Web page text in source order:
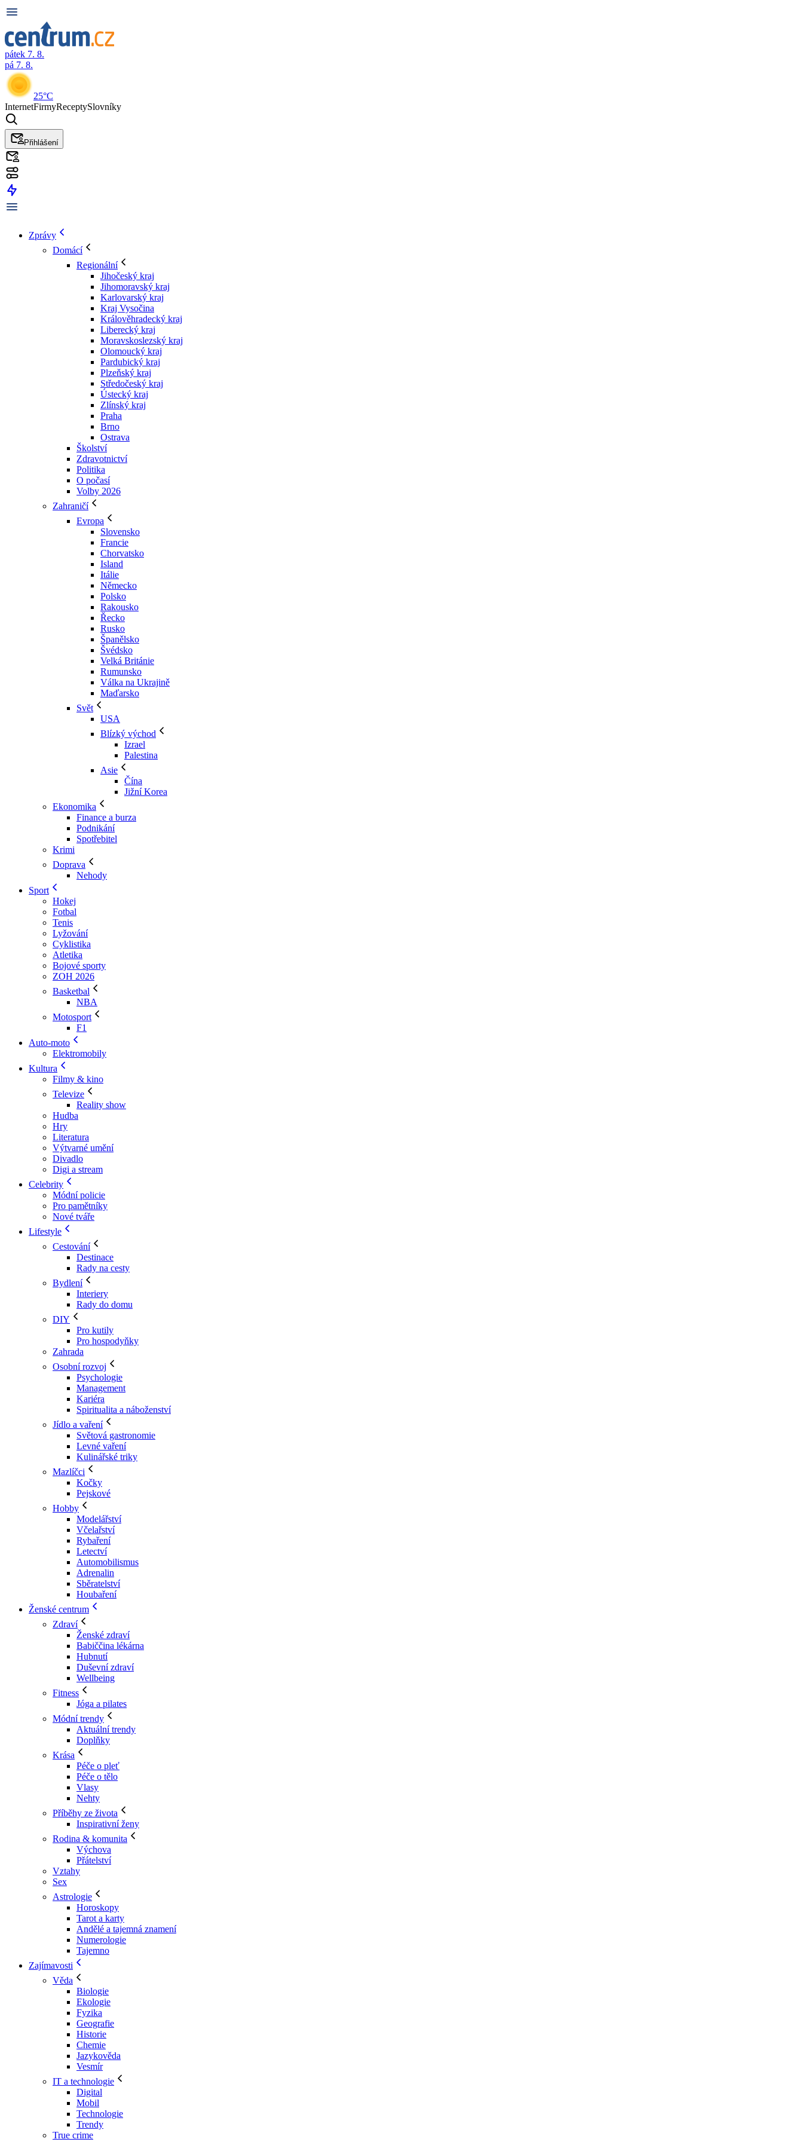
pátek 7. 8.
pá 7. 8.
25°C
InternetFirmyReceptySlovníky
Přihlášení
Zprávy
Domácí
Regionální
Jihočeský kraj
Jihomoravský kraj
Karlovarský kraj
Kraj Vysočina
Králověhradecký kraj
Liberecký kraj
Moravskoslezský kraj
Olomoucký kraj
Pardubický kraj
Plzeňský kraj
Středočeský kraj
Ústecký kraj
Zlínský kraj
Praha
Brno
Ostrava
Školství
Zdravotnictví
Politika
O počasí
Volby 2026
Zahraničí
Evropa
Slovensko
Francie
Chorvatsko
Island
Itálie
Německo
Polsko
Rakousko
Řecko
Rusko
Španělsko
Švédsko
Velká Británie
Rumunsko
Válka na Ukrajině
Maďarsko
Svět
USA
Blízký východ
Izrael
Palestina
Asie
Čína
Jižní Korea
Ekonomika
Finance a burza
Podnikání
Spotřebitel
Krimi
Doprava
Nehody
Sport
Hokej
Fotbal
Tenis
Lyžování
Cyklistika
Atletika
Bojové sporty
ZOH 2026
Basketbal
NBA
Motosport
F1
Auto-moto
Elektromobily
Kultura
Filmy & kino
Televize
Reality show
Hudba
Hry
Literatura
Výtvarné umění
Divadlo
Digi a stream
Celebrity
Módní policie
Pro pamětníky
Nové tváře
Lifestyle
Cestování
Destinace
Rady na cesty
Bydlení
Interiery
Rady do domu
DIY
Pro kutily
Pro hospodyňky
Zahrada
Osobní rozvoj
Psychologie
Management
Kariéra
Spiritualita a náboženství
Jídlo a vaření
Světová gastronomie
Levné vaření
Kulinářské triky
Mazlíčci
Kočky
Pejskové
Hobby
Modelářství
Včelařství
Rybaření
Letectví
Automobilismus
Adrenalin
Sběratelství
Houbaření
Ženské centrum
Zdraví
Ženské zdraví
Babiččina lékárna
Hubnutí
Duševní zdraví
Wellbeing
Fitness
Jóga a pilates
Módní trendy
Aktuální trendy
Doplňky
Krása
Péče o pleť
Péče o tělo
Vlasy
Nehty
Příběhy ze života
Inspirativní ženy
Rodina & komunita
Výchova
Přátelství
Vztahy
Sex
Astrologie
Horoskopy
Tarot a karty
Andělé a tajemná znamení
Numerologie
Tajemno
Zajímavosti
Věda
Biologie
Ekologie
Fyzika
Geografie
Historie
Chemie
Jazykověda
Vesmír
IT a technologie
Digital
Mobil
Technologie
Trendy
True crime